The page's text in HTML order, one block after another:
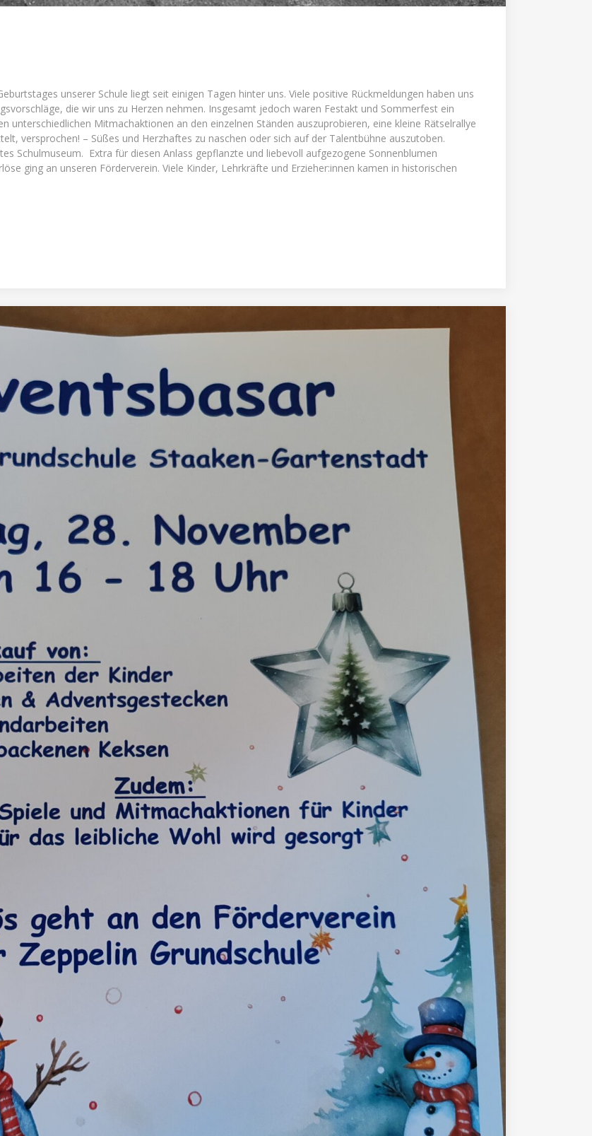
unserer Schule liegt seit einigen Tagen hinter uns. Viele positive Rückmeldungen haben uns
die wir uns zu Herzen nehmen. Insgesamt jedoch waren Festakt und Sommerfest ein
unterschiedlichen Mitmachaktionen an den einzelnen Ständen auszuprobieren, eine kleine Rätselrallye
versprochen! – Süßes und Herzhaftes zu naschen oder sich auf der Talentbühne auszutoben.
Schulmuseum. Extra für diesen Anlass gepflanzte und liebevoll aufgezogene Sonnenblumen
ging an unseren Förderverein. Viele Kinder, Lehrkräfte und Erzieher:innen kamen in historischen